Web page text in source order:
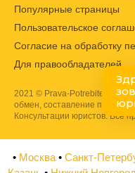
Популярные страницы
Пользовательское
Согласие на обработку
Для правообладателей
2021 © Prava-Potrebitelej.ru.
обмен, составление
Консультации юристов. Все
• Москва • Санкт-